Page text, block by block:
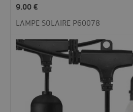
9.00€
LAMPE SOLAIRE P60078